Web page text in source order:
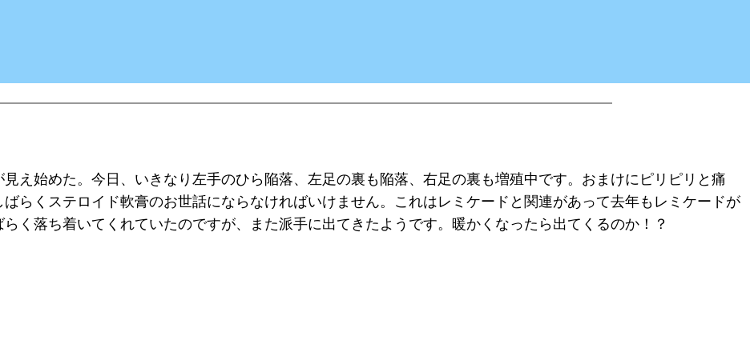
え始めた。今日、いきなり左手のひら陥落、左足の裏も陥落、右足の裏も増殖中です。おまけにピリピリと痛
らくステロイド軟膏のお世話にならなければいけません。これはレミケードと関連があって去年もレミケードが
く落ち着いてくれていたのですが、また派手に出てきたようです。暖かくなったら出てくるのか！？